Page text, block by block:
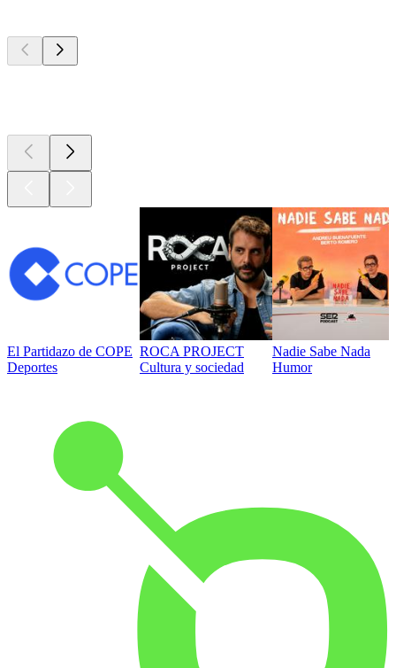
El Partidazo de COPE
Deportes
ROCA PROJECT
Cultura y sociedad
Nadie Sabe Nada
Humor